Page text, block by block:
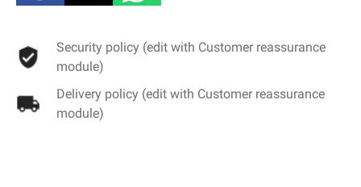
Security policy (edit with Customer reassurance
module)
Delivery policy (edit with Customer reassurance
module)